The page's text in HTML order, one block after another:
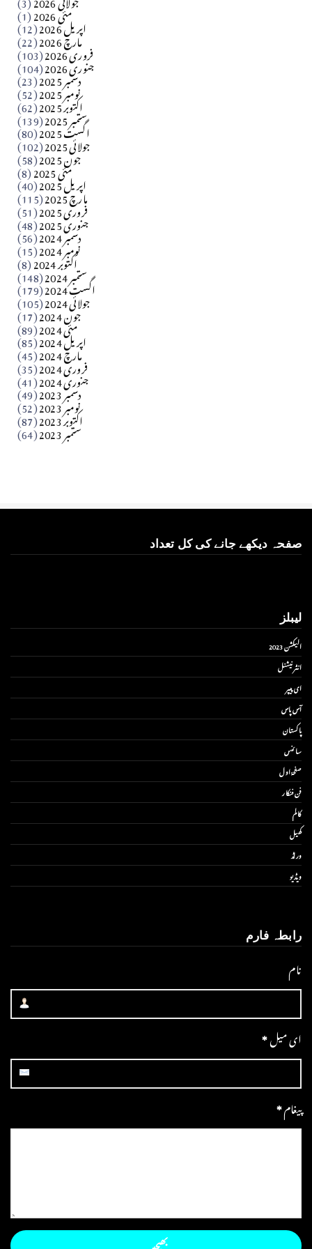
آزاد کشمیر جیسے احتجاج کی ضرورت ہے؟ از،،، ظہیرالدین
مئی 2026 (1) اپریل 2026 (12) مارچ 2026 (22) فروری 2026 (103) جنوری 2026 (104) دسمبر 2025 (23) نومبر 2025 (52) اکتوبر 2025 (62) ستمبر 2025 (139) اگست 2025 (80) جولائی 2025 (102) جون 2025 (58) مئی 2025 (8) اپریل 2025 (40) مارچ 2025 (115) فروری 2025 (51) جنوری 2025 (48) دسمبر 2024 (56) نومبر 2024 (15) اکتوبر 2024 (8) ستمبر 2024 (148) اگست 2024 (179) جولائی 2024 (105) جون 2024 (17) مئی 2024 (89) اپریل 2024 (85) مارچ 2024 (45) فروری 2024 (35) جنوری 2024 (41) دسمبر 2023 (49) نومبر 2023 (52) اکتوبر 2023 (87) ستمبر 2023 (64)
صفحہ دیکھے جانے کی کل تعداد
لیبلز
الیکشن 2023
انٹر نیشنل
ای پیپر
آس پاس
پاکستان
سائنس
صفحۂ اول
فن فنکار
کالم
کھیل
ورلڈ
ویڈیو
رابطہ فارم
نام
ای میل*
پیغام*